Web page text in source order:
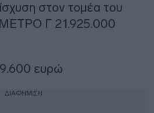
στον τομέα του
ΜΕΤΡΟ Γ 21.925.000
ευρώ
ΔΙΑΦΗΜΙΣΗ